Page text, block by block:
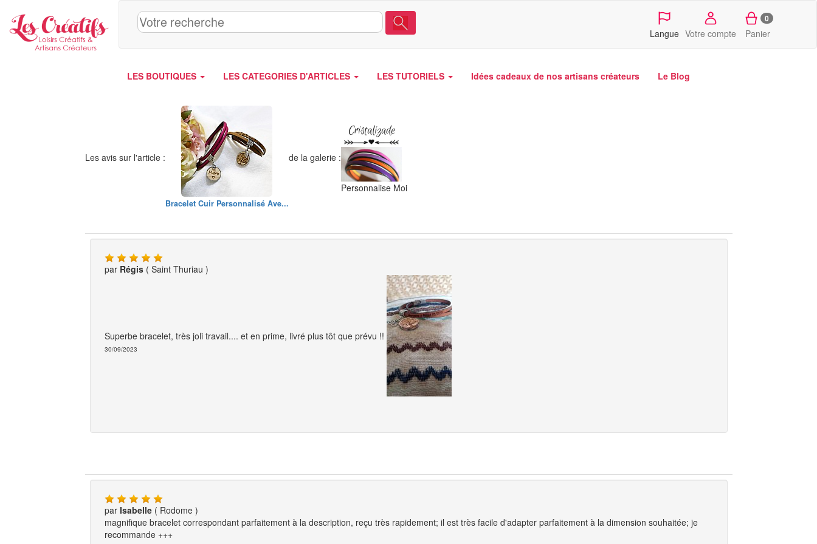
Langue Votre compte
0
Panier
LES BOUTIQUES LES CATEGORIES D'ARTICLES LES TUTORIELS Idées cadeaux de nos artisans créateurs Le Blog
Les avis sur l'article :
Bracelet Cuir Personnalisé Ave...
de la galerie :
Personnalise Moi
par Régis( Saint Thuriau )
Superbe bracelet, très joli travail.... et en prime, livré plus tôt que prévu !!
30/09/2023
par Isabelle( Rodome )
magnifique bracelet correspondant parfaitement à la description, reçu très rapidement; il est très facile d'adapter parfaitement à la dimension souhaitée; je
recommande +++